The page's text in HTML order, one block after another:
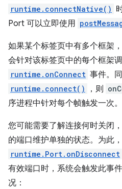
runtime.connectNative()
Port 可以立即使用
如果某个标签页中有多个框架
会针对该标签页中的每个框架
runtime.onConnect 事件。
runtime.connect() ，则
序进程中针对每个帧触发一次。
您可能需要了解连接何时关闭
的端口维护单独的状态。为此
runtime.Port.onDisconnect
有效端口时，系统会触发此事
况：